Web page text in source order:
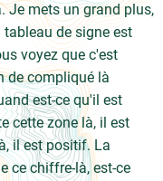
Je mets un grand plus,
de signe est
voyez que c'est
de compliqué là
est-ce qu'il est
cette zone là, il est
il est positif. La
ce chiffre-là, est-ce